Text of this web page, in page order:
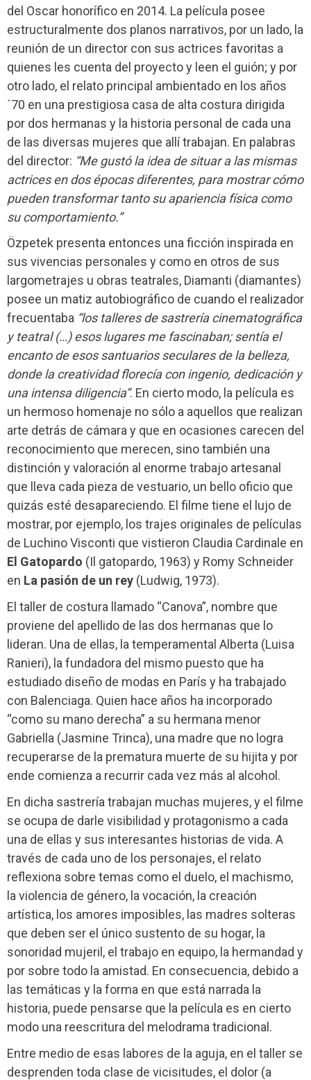
del Oscar honorífico en 2014. La película posee
estructuralmente dos planos narrativos, por un lado, la
reunión de un director con sus actrices favoritas a
quienes les cuenta del proyecto y leen el guión; y por
otro lado, el relato principal ambientado en los años
´70 en una prestigiosa casa de alta costura dirigida
por dos hermanas y la historia personal de cada una
de las diversas mujeres que allí trabajan. En palabras
del director: “Me gustó la idea de situar a las mismas
actrices en dos épocas diferentes, para mostrar cómo
pueden transformar tanto su apariencia física como
su comportamiento.”
Özpetek presenta entonces una ficción inspirada en
sus vivencias personales y como en otros de sus
largometrajes u obras teatrales, Diamanti (diamantes)
posee un matiz autobiográfico de cuando el realizador
frecuentaba “los talleres de sastrería cinematográfica
y teatral (…) esos lugares me fascinaban; sentía el
encanto de esos santuarios seculares de la belleza,
donde la creatividad florecía con ingenio, dedicación y
una intensa diligencia”. En cierto modo, la película es
un hermoso homenaje no sólo a aquellos que realizan
arte detrás de cámara y que en ocasiones carecen del
reconocimiento que merecen, sino también una
distinción y valoración al enorme trabajo artesanal
que lleva cada pieza de vestuario, un bello oficio que
quizás esté desapareciendo. El filme tiene el lujo de
mostrar, por ejemplo, los trajes originales de películas
de Luchino Visconti que vistieron Claudia Cardinale en
El Gatopardo (Il gatopardo, 1963) y Romy Schneider
en La pasión de un rey (Ludwig, 1973).
El taller de costura llamado “Canova”, nombre que
proviene del apellido de las dos hermanas que lo
lideran. Una de ellas, la temperamental Alberta (Luisa
Ranieri), la fundadora del mismo puesto que ha
estudiado diseño de modas en París y ha trabajado
con Balenciaga. Quien hace años ha incorporado
“como su mano derecha” a su hermana menor
Gabriella (Jasmine Trinca), una madre que no logra
recuperarse de la prematura muerte de su hijita y por
ende comienza a recurrir cada vez más al alcohol.
En dicha sastrería trabajan muchas mujeres, y el filme
se ocupa de darle visibilidad y protagonismo a cada
una de ellas y sus interesantes historias de vida. A
través de cada uno de los personajes, el relato
reflexiona sobre temas como el duelo, el machismo,
la violencia de género, la vocación, la creación
artística, los amores imposibles, las madres solteras
que deben ser el único sustento de su hogar, la
sonoridad mujeril, el trabajo en equipo, la hermandad y
por sobre todo la amistad. En consecuencia, debido a
las temáticas y la forma en que está narrada la
historia, puede pensarse que la película es en cierto
modo una reescritura del melodrama tradicional.
Entre medio de esas labores de la aguja, en el taller se
desprenden toda clase de vicisitudes, el dolor (a